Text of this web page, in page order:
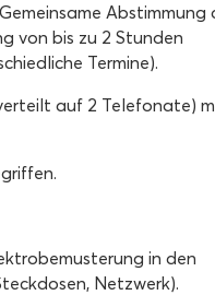
Gemeinsame Abstimmung
von bis zu 2 Stunden
Termine).
auf 2 Telefonate)
in den
Netzwerk).